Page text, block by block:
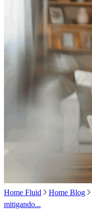
Home Fluid Home Blog
mitigando...